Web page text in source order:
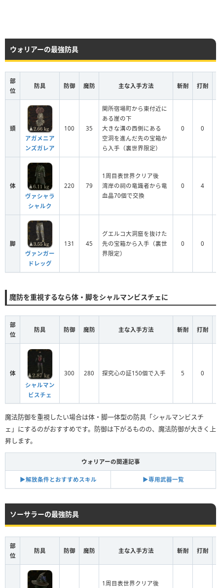
ウォリアーの最強防具
部
位
防具 防御 魔防 主な入手方法 斬耐 打耐
頭
アガメニア
ンズガレア
100 35
関所宿場町から東付近に
ある崖の下
大きな溝の西側にある
空洞を進んだ先の宝箱か
ら入手（裏世界限定）
0 0
体
ヴァシャラ
シャルク
220 79
1周目表世界クリア後
湾岸の祠の竜識者から竜
血晶70個で交換
0 4
脚
ヴァンガー
ドレッグ
131 45
グエルコ大洞窟を抜けた
先の宝箱から入手（裏世
界限定）
0 0
魔防を重視するなら体・脚をシャルマンビスチェに
部
位
防具 防御 魔防 主な入手方法 斬耐 打耐
体
シャルマン
ビスチェ
300 280 探究心の証150個で入手 5 0
魔法防御を重視したい場合は体・脚一体型の防具「シャルマンビスチ
ェ」にするのがおすすめです。防御は下がるものの、魔法防御が大きく上
昇します。
ウォリアーの関連記事
▶︎解放条件とおすすめスキル ▶︎専用武器一覧
ソーサラーの最強防具
部
位
防具 防御 魔防 主な入手方法 斬耐 打耐
1周目表世界クリア後